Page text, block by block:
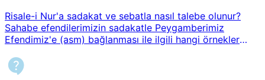
Risale-i Nur'a sadakat ve sebatla nasıl talebe olunur?
Sahabe efendilerimizin sadakatle Peygamberimiz
Efendimiz'e (asm) bağlanması ile ilgili hangi örnekler
örnekler verilebilir?